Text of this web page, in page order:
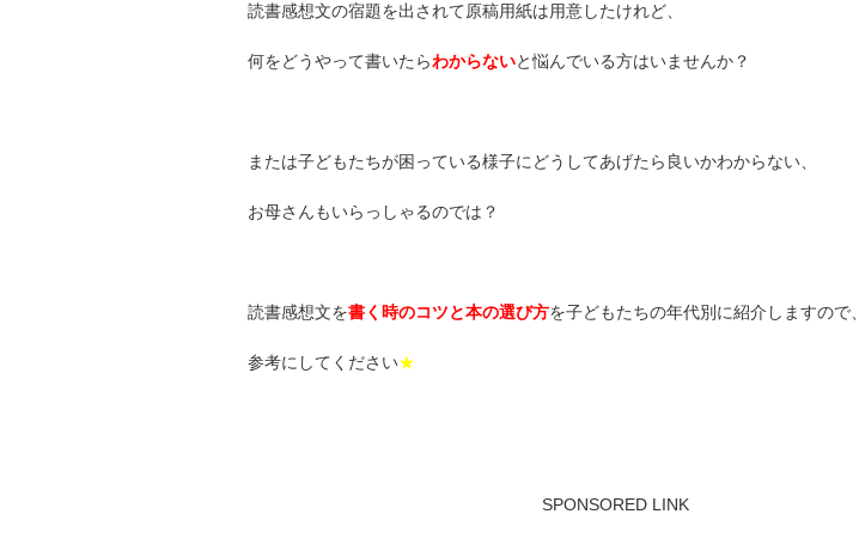
読書感想文の宿題を出されて原稿用紙は用意したけれど、
何をどうやって書いたらわからないと悩んでいる方はいませんか？
または子どもたちが困っている様子にどうしてあげたら良いかわからない、
お母さんもいらっしゃるのでは？
読書感想文を書く時のコツと本の選び方を子どもたちの年代別に紹介しますので、
参考にしてください★
SPONSORED LINK